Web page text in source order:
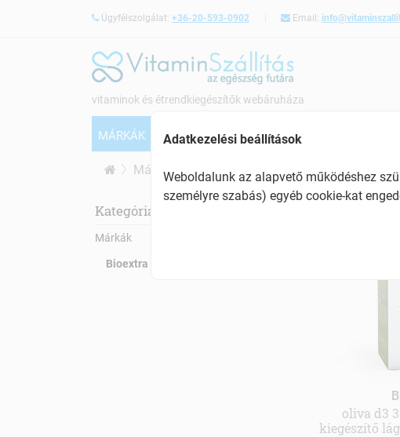
Ügyfélszolgálat: +36-20-593-0902 Email:
vitaminok és étrendkiegészítők webáruháza
MÁRKÁK VITAMINOK CSONTERŐSÍTÉS
Márkák Bioextra
Kategóriák:
Márkák
Bioextra
oliva d3
kiegészítő
Adatkezelési beállítások
Weboldalunk az alapvető működéshez
személyre szabás) egyéb cookie-kat